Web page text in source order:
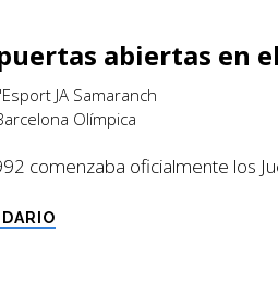
abiertas en
JA Samaranch
Olímpica
comenzaba oficialmente los